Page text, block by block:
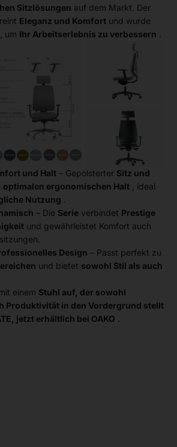
Sitzlösungen auf dem Markt. Der
Eleganz und Komfort und wurde
um Ihr Arbeitserlebnis zu verbessern
und Halt – Gepolsterter Sitz und
optimalen ergonomischen Halt , ideal
Nutzung
– Die Serie verbindet Prestige
und gewährleistet Komfort auch
Design – Passt perfekt zu
und bietet sowohl Stil als auch
einem Stuhl auf, der sowohl
Produktivität in den Vordergrund stellt
jetzt erhältlich bei OAKO